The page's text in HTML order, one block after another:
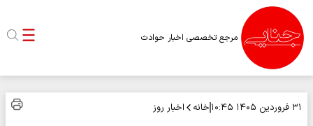
مرجع تخصصی اخبار حوادث
۳۱ فروردین ۱۴۰۵ ۱۰:۴۵ خانه اخبار روز